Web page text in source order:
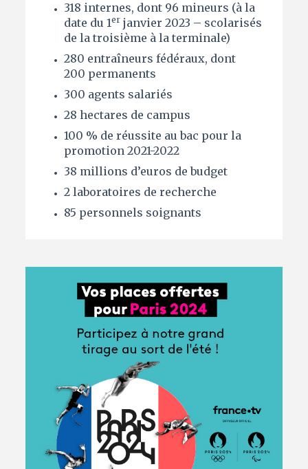
318 internes, dont 96 mineurs (à la
date du 1er janvier 2023 – scolarisés
de la troisième à la terminale)
280 entraîneurs fédéraux, dont
200 permanents
300 agents salariés
28 hectares de campus
100 % de réussite au bac pour la
promotion 2021-2022
38 millions d’euros de budget
2 laboratoires de recherche
85 personnels soignants